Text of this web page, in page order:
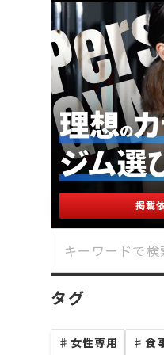
掲載
タグ
♯ 女性専用 ♯ 食